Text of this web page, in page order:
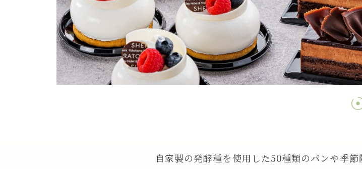
自家製の発酵種を使用した50種類のパンや季節
横浜ベイシェラトンホテル&タワーズ
〒220-8501神奈川県横浜市西区北